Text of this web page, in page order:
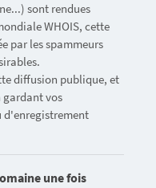
sont rendues
WHOIS, cette
par les spammeurs
diffusion publique, et
gardant vos
d'enregistrement
une fois